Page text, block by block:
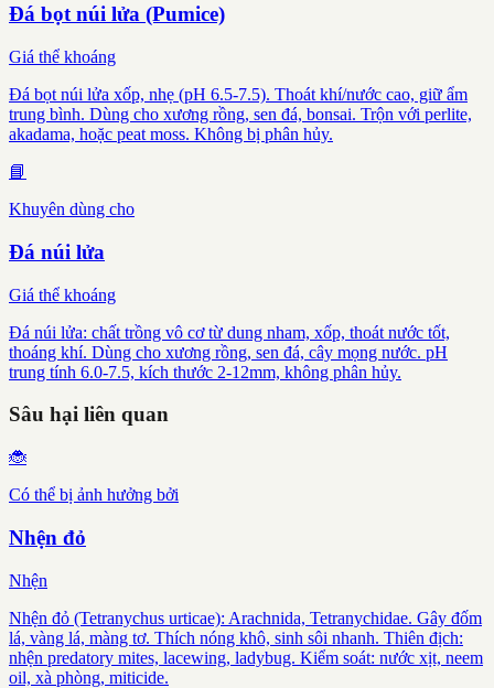
Đá bọt núi lửa (Pumice)
Giá thể khoáng
Đá bọt núi lửa xốp, nhẹ (pH 6.5-7.5). Thoát khí/nước cao, giữ ẩm
trung bình. Dùng cho xương rồng, sen đá, bonsai. Trộn với perlite,
akadama, hoặc peat moss. Không bị phân hủy.
📘
Khuyên dùng cho
Đá núi lửa
Giá thể khoáng
Đá núi lửa: chất trồng vô cơ từ dung nham, xốp, thoát nước tốt,
thoáng khí. Dùng cho xương rồng, sen đá, cây mọng nước. pH
trung tính 6.0-7.5, kích thước 2-12mm, không phân hủy.
Sâu hại liên quan
🐞
Có thể bị ảnh hưởng bởi
Nhện đỏ
Nhện
Nhện đỏ (Tetranychus urticae): Arachnida, Tetranychidae. Gây đốm
lá, vàng lá, màng tơ. Thích nóng khô, sinh sôi nhanh. Thiên địch:
nhện predatory mites, lacewing, ladybug. Kiểm soát: nước xịt, neem
oil, xà phòng, miticide.